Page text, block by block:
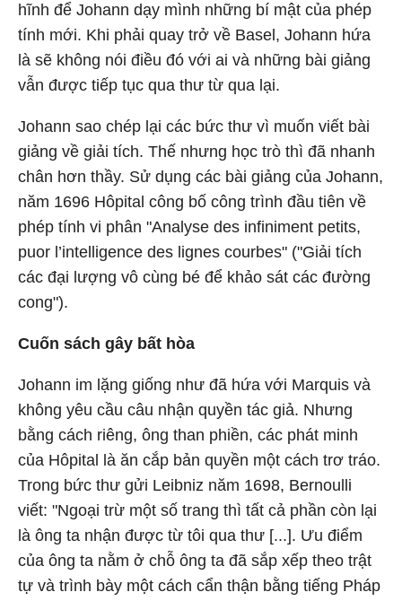
hĩnh để Johann dạy mình những bí mật của phép
tính mới. Khi phải quay trở về Basel, Johann hứa
là sẽ không nói điều đó với ai và những bài giảng
vẫn được tiếp tục qua thư từ qua lại.
Johann sao chép lại các bức thư vì muốn viết bài
giảng về giải tích. Thế nhưng học trò thì đã nhanh
chân hơn thầy. Sử dụng các bài giảng của Johann,
năm 1696 Hôpital công bố công trình đầu tiên về
phép tính vi phân "Analyse des infiniment petits,
puor l’intelligence des lignes courbes" ("Giải tích
các đại lượng vô cùng bé để khảo sát các đường
cong").
Cuốn sách gây bất hòa
Johann im lặng giống như đã hứa với Marquis và
không yêu cầu câu nhận quyền tác giả. Nhưng
bằng cách riêng, ông than phiền, các phát minh
của Hôpital là ăn cắp bản quyền một cách trơ tráo.
Trong bức thư gửi Leibniz năm 1698, Bernoulli
viết: "Ngoại trừ một số trang thì tất cả phần còn lại
là ông ta nhận được từ tôi qua thư [...]. Ưu điểm
của ông ta nằm ở chỗ ông ta đã sắp xếp theo trật
tự và trình bày một cách cẩn thận bằng tiếng Pháp